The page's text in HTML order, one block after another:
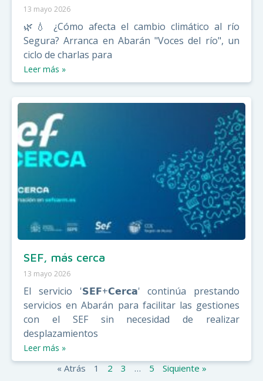
13 mayo 2026
🌿💧 ¿Cómo afecta el cambio climático al río
Segura? Arranca en Abarán "Voces del río", un
ciclo de charlas para
Leer más »
SEF, más cerca
13 mayo 2026
El servicio '𝗦𝗘𝗙+𝗖𝗲𝗿𝗰𝗮' continúa prestando
servicios en Abarán para facilitar las gestiones
con el SEF sin necesidad de realizar
desplazamientos
Leer más »
« Atrás 1 2 3 … 5 Siquiente »